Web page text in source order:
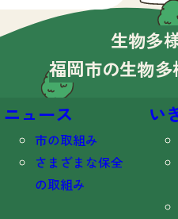
生物多
福岡市の生物
ニュース
市の取組み
さまざまな保全
の取組み
い